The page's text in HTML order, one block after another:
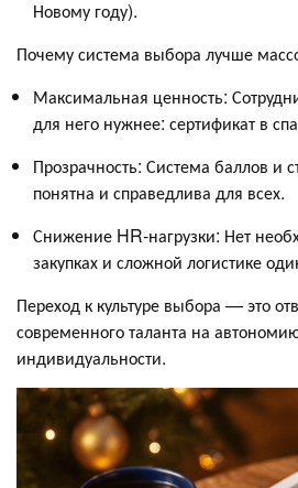
Новому году).
Почему система выбора лучше
Максимальная ценность:
для него нужнее: сертификат в
Прозрачность: Система баллов и
понятна и справедлива для всех.
Снижение HR-нагрузки: Нет
закупках и сложной логистике
Переход к культуре выбора — это
современного таланта на
индивидуальности.